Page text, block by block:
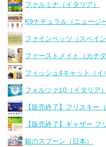
ファルミナ（イタリア）
K9ナチュラル（ニュージ
ファインペッツ（スペイン
ファーストメイト（カナダ
フィッシュ4キャット（イ
フォルツァ10（イタリア）
【販売終了】フリスキー
【販売終了】ギャザー フ
銀のスプーン（日本）